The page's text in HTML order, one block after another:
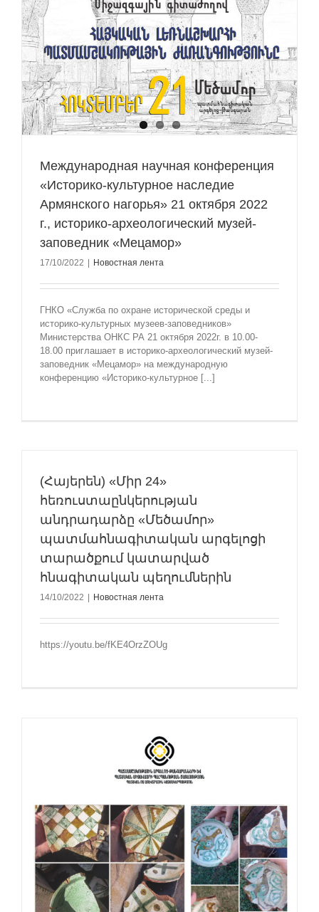
Международная научная конференция
«Историко-культурное наследие
Армянского нагорья» 21 октября 2022
г., историко-археологический музей-
заповедник «Мецамор»
17/10/2022 | Новостная лента
ГНКО «Служба по охране исторической среды и
историко-культурных музеев-заповедников»
Министерства ОНКС РА 21 октября 2022г. в 10.00-
18.00 приглашает в историко-археологический музей-
заповедник «Мецамор» на международную
конференцию «Историко-культурное [...]
(Հայերեն) «Միր 24»
հեռուստաընկերության
անդրադարձը «Մեծամոր»
պատմահնագիտական արգելոցի
տարածքում կատարված
հնագիտական պեղումներին
14/10/2022 Новостная лента
https://youtu.be/fKE4OrzZOUg